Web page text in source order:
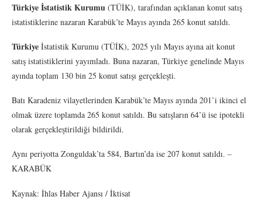
Türkiye İstatistik Kurumu (TÜİK), tarafından açıklanan konut satış
istatistiklerine nazaran Karabük’te Mayıs ayında 265 konut satıldı.
Türkiye İstatistik Kurumu (TÜİK), 2025 yılı Mayıs ayına ait konut
satış istatistiklerini yayımladı. Buna nazaran, Türkiye genelinde Mayıs
ayında toplam 130 bin 25 konut satışı gerçekleşti.
Batı Karadeniz vilayetlerinden Karabük’te Mayıs ayında 201’i ikinci el
olmak üzere toplamda 265 konut satıldı. Bu satışların 64’ü ise ipotekli
olarak gerçekleştirildiği bildirildi.
Aynı periyotta Zonguldak’ta 584, Bartın’da ise 207 konut satıldı. –
KARABÜK
Kaynak: İhlas Haber Ajansı / İktisat